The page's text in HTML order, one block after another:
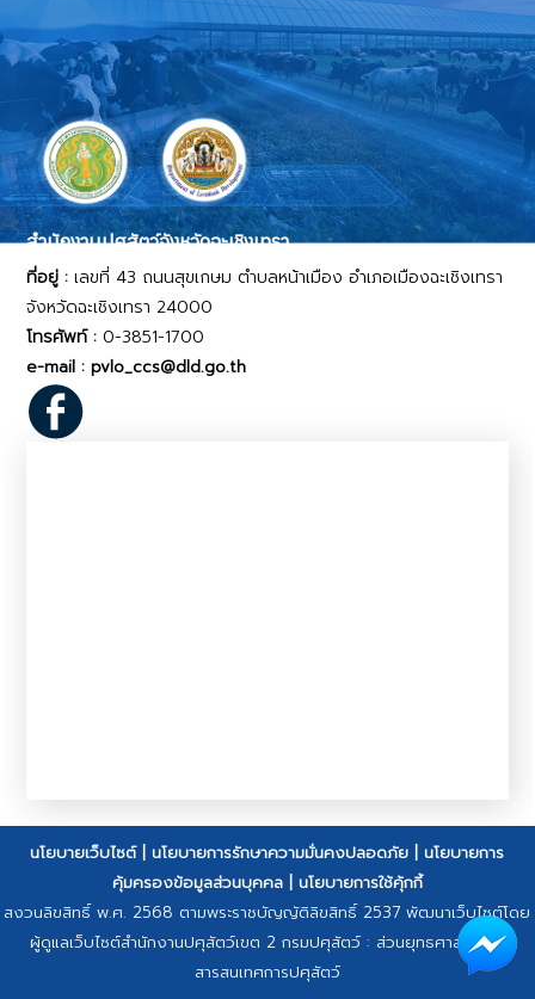
สำนักงานปศุสัตว์จังหวัดฉะเชิงเทรา
ที่อยู่ :เลขที่ 43 ถนนสุขเกษม ตำบลหน้าเมือง อำเภอเมืองฉะเชิงเทรา
จังหวัดฉะเชิงเทรา 24000
โทรศัพท์ : 0-3851-1700
e-mail : pvlo_ccs@dld.go.th
นโยบายเว็บไซต์|นโยบายการรักษาความมั่นคงปลอดภัย |นโยบายการ
คุ้มครองข้อมูลส่วนบุคคล| นโยบายการใช้คุ้กกี้
สงวนลิขสิทธิ์ พ.ศ. 2568 ตามพระราชบัญญัติลิขสิทธิ์ 2537 พัฒนาเว็บไซต์โดย
ผู้ดูแลเว็บไซต์สำนักงานปศุสัตว์เขต 2 กรมปศุสัตว์ : ส่วนยุทธศาสตร์และ
สารสนเทศการปศุสัตว์